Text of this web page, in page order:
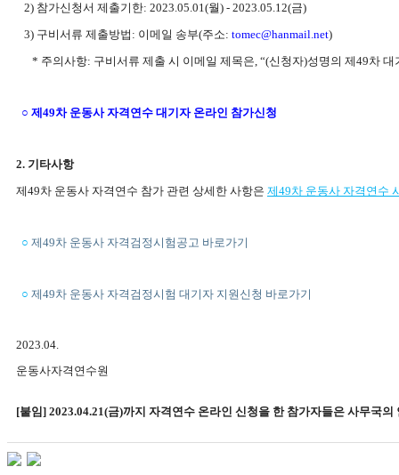
2) 참가신청서 제출기한: 2023.05.01(월) - 2023.05.12(금)
3) 구비서류 제출방법 : 이메일 송부(주소: tomec@hanmail.net)
* 주의사항: 구비서류 제출 시 이메일 제목은, “(신청자)성명의 제49차 대
○ 제 49차 운동사 자격연수 대기자 온라인 참가신청
2. 기타사항
제49차 운동사 자격연수 참가 관련 상세한 사항은 제49차 운동사 자격연수
○ 제49차 운동사 자격검정시험공고 바로가기
○ 제49차 운동사 자격검정시험 대기자 지원신청 바로가기
2023.04.
운동사자격연수원
[붙임] 2023.04.21(금)까지 자격연수 온라인 신청을 한 참가자들은 사무국